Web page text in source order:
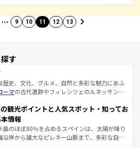
… 9 10 11 12 13
す
歴史、文化、グルメ、自然と多彩な魅力にあふ
ーマの古代遺跡やフィレンツェのルネッサンス
カーナの美しい田園風景やアマルフィ海岸の絶
然景観も見逃せない。観光の合間には、本場の
タなど、絶品のイタリア料理を堪能することも
目覚めてから夜眠るまで、すべての瞬間を楽し
観光ポイントと人気スポット・知ってお
情報
島のほぼ80％を占めるスペインは、太陽が降り
沿岸から雄大なピレネー山脈まで、多彩な自然